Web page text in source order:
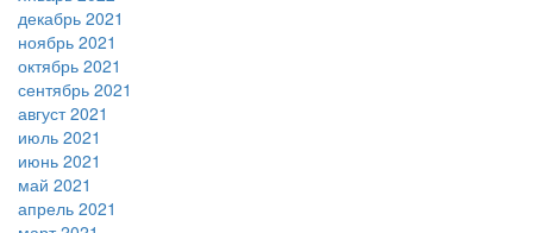
декабрь 2021
ноябрь 2021
октябрь 2021
сентябрь 2021
август 2021
июль 2021
июнь 2021
май 2021
апрель 2021